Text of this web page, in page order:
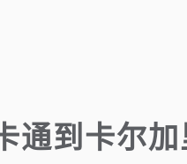
通到卡尔